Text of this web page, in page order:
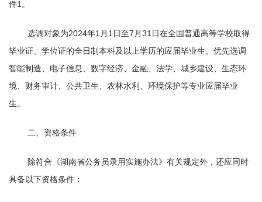
件1。
选调对象为2024年1月 1日至7月31日在全国普通高等学校取得
毕业证、学位证的全日制本科及以上学历的应届毕业生。优先选调
智能制造、电子信息、数字经济、金融、法学、城乡建设、生态环
境、财务审计、公共卫生、农林水利、环境保护等专业应届毕业
生。
二、资格条件
除符合《湖南省公务员录用实施办法》有关规定外，还应同时
具备以下资格条件：